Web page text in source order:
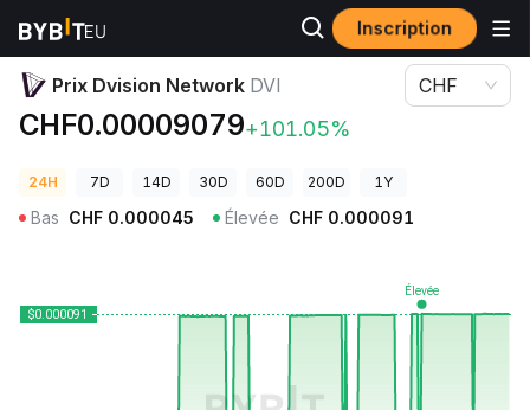
Inscription
Prix des cryptos Prix Dvision Network DVI
Prix Dvision Network DVI
CHF0.00009079+101.05%
CHF
24H 7D 14D 30D 60D 200D 1Y
Bas CHF 0.000045 Élevée CHF 0.000091